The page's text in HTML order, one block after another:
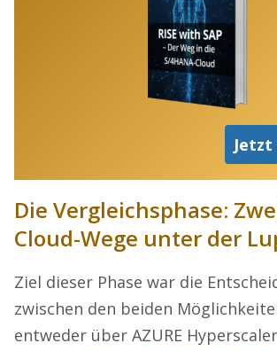
Die Vergleichsphase:
Cloud-Wege unter der
Ziel dieser Phase war die
zwischen den beiden
entweder über AZURE